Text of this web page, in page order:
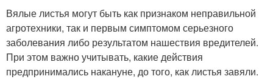
Вялые листья могут быть как признаком неправильной
агротехники, так и первым симптомом серьезного
заболевания либо результатом нашествия вредителей.
При этом важно учитывать, какие действия
предпринимались накануне, до того, как листья завяли.